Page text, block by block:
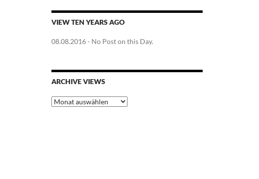
VIEW TEN YEARS AGO
08.08.2016- No Post on this Day.
ARCHIVE VIEWS
Archive
Views